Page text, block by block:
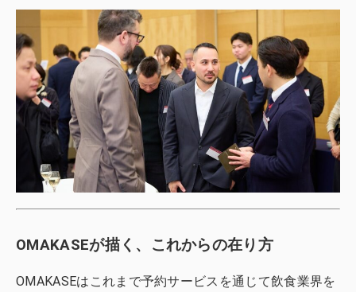
OMAKASEが描く、これからの在り方
OMAKASEはこれまで予約サービスを通じて飲食業界を